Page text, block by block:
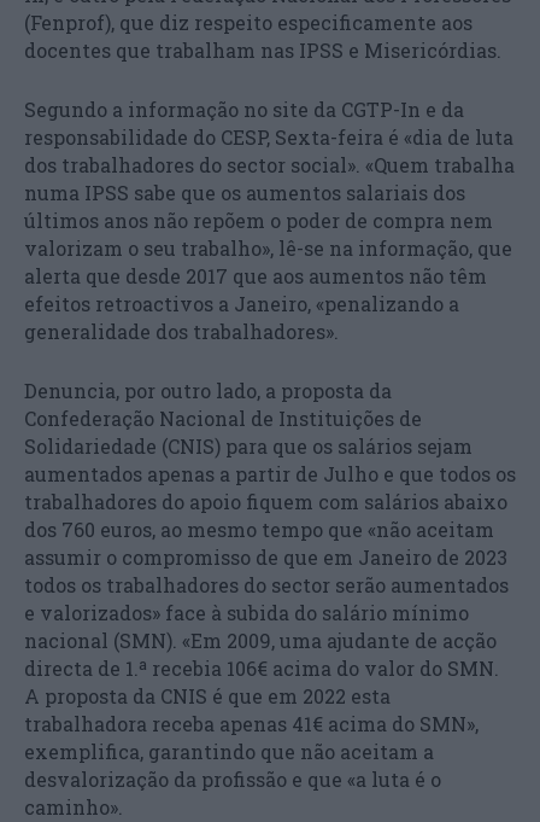
(Fenprof), que diz respeito especificamente aos
docentes que trabalham nas IPSS e Misericórdias.
Segundo a informação no site da CGTP-In e da
responsabilidade do CESP, Sexta-feira é «dia de luta
dos trabalhadores do sector social». «Quem trabalha
numa IPSS sabe que os aumentos salariais dos
últimos anos não repõem o poder de compra nem
valorizam o seu trabalho», lê-se na informação, que
alerta que desde 2017 que aos aumentos não têm
efeitos retroactivos a Janeiro, «penalizando a
generalidade dos trabalhadores».
Denuncia, por outro lado, a proposta da
Confederação Nacional de Instituições de
Solidariedade (CNIS) para que os salários sejam
aumentados apenas a partir de Julho e que todos os
trabalhadores do apoio fiquem com salários abaixo
dos 760 euros, ao mesmo tempo que «não aceitam
assumir o compromisso de que em Janeiro de 2023
todos os trabalhadores do sector serão aumentados
e valorizados» face à subida do salário mínimo
nacional (SMN). «Em 2009, uma ajudante de acção
directa de 1.ª recebia 106€ acima do valor do SMN.
A proposta da CNIS é que em 2022 esta
trabalhadora receba apenas 41€ acima do SMN»,
exemplifica, garantindo que não aceitam a
desvalorização da profissão e que «a luta é o
caminho».